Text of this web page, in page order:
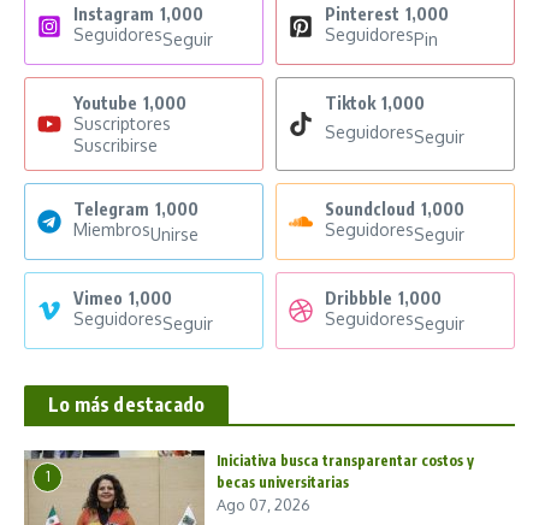
Instagram 1,000
SeguidoresSeguir
Pinterest 1,000
SeguidoresPin
Youtube 1,000
Suscriptores
Suscribirse
Tiktok 1,000
SeguidoresSeguir
Telegram 1,000
MiembrosUnirse
Soundcloud 1,000
SeguidoresSeguir
Vimeo 1,000
SeguidoresSeguir
Dribbble 1,000
SeguidoresSeguir
Lo más destacado
1
Iniciativa busca transparentar costos y
becas universitarias
Ago 07, 2026